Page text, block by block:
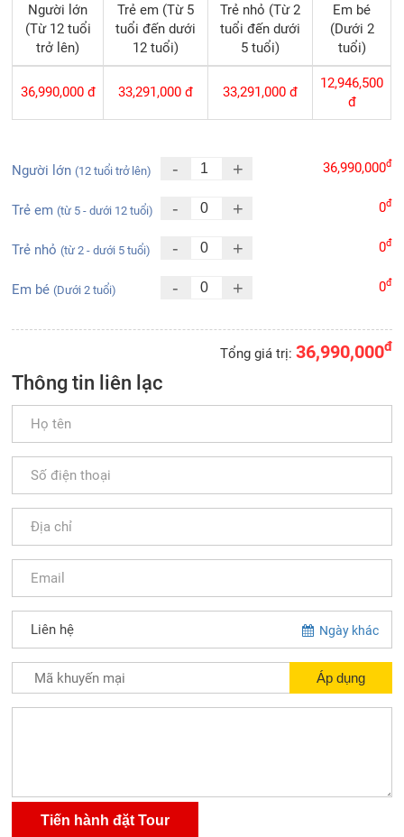
Người lớn
(Từ 12 tuổi
trở lên)
Trẻ em (Từ 5
tuổi đến dưới
12 tuổi)
Trẻ nhỏ (Từ 2
tuổi đến dưới
5 tuổi)
Em bé
(Dưới 2
tuổi)
36,990,000đ 33,291,000 đ 33,291,000 đ
12,946,500
đ
Người lớn(12 tuổi trở lên) - + 36,990,000đ
Trẻ em(từ 5 - dưới 12 tuổi) - + 0đ
Trẻ nhỏ(từ 2 - dưới 5 tuổi) - + 0đ
Em bé(Dưới 2 tuổi) - + 0đ
Tổng giá trị: 36,990,000đ
Thông tin liên lạc
Ngày khác